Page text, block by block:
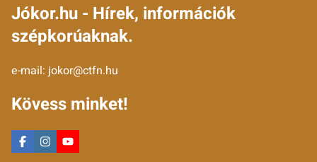
Jókor.hu - Hírek, információk
szépkorúaknak.
e-mail: jokor@ctfn.hu
Kövess minket!